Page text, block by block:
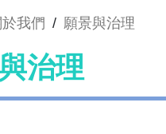
於我們 / 願景與治理
治理